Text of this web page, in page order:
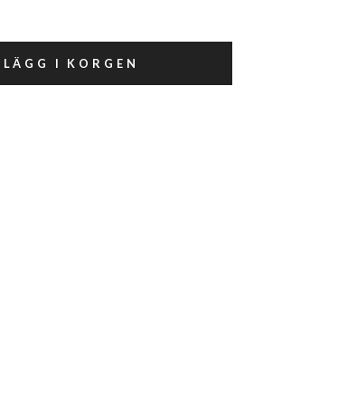
LÄGG I KORGEN